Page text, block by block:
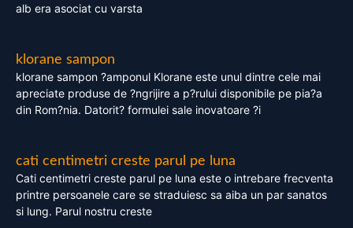
alb era asociat cu varsta
klorane sampon
klorane sampon ?amponul Klorane este unul dintre cele mai
apreciate produse de ?ngrijire a p?rului disponibile pe pia?a
din Rom?nia. Datorit? formulei sale inovatoare ?i
cati centimetri creste parul pe luna
Cati centimetri creste parul pe luna este o intrebare frecventa
printre persoanele care se straduiesc sa aiba un par sanatos
si lung. Parul nostru creste